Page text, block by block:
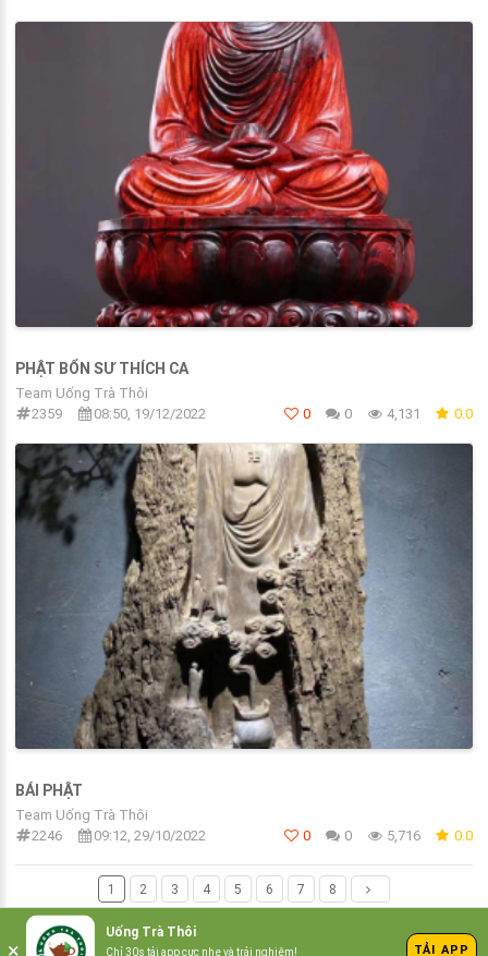
PHẬT BỔN SƯ THÍCH CA
Team Uống Trà Thôi
2359
08:50, 19/12/2022 0 0 4,131 0.0
BÁI PHẬT
Team Uống Trà Thôi
2246
09:12, 29/10/2022 0 0 5,716 0.0
1 2 3 4 5 6 7 8
/Uống trà thôi
TẢI APP
×
Uống Trà Thôi
Chỉ 30s tải app cực nhẹ và trải nghiệm!